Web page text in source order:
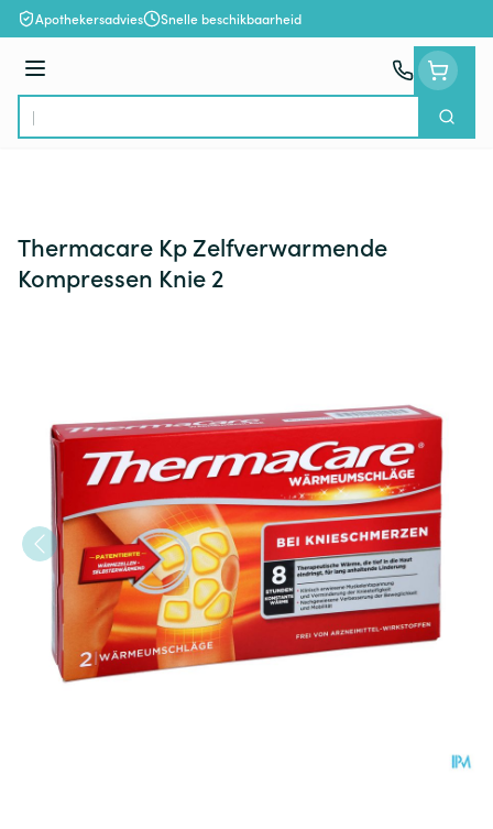
Ga naar de inhoud
Apothekersadvies Snelle beschikbaarheid
Menu
Product, merk, categorie...
Zoek
Thermacare Kp Zelfverwarmende
Kompressen Knie 2